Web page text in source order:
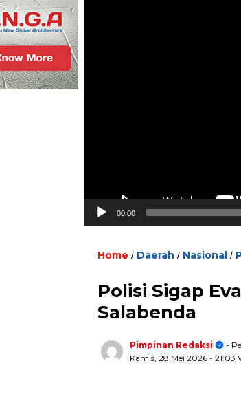
00:00
Home / Daerah / Nasional /
Polisi Sigap
Salabenda
Pimpinan Redaksi
-
Kamis, 28 Mei 2026 - 21:03